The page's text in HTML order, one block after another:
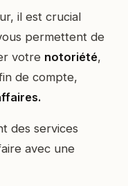
il est crucial
permettent de
votre notoriété,
de compte,
des services
avec une